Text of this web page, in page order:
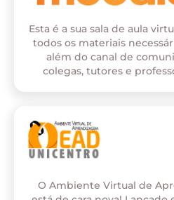
Esta é a sua sala de aula
todos os materiais
além do canal de
colegas, tutores e
O Ambiente Virtual de